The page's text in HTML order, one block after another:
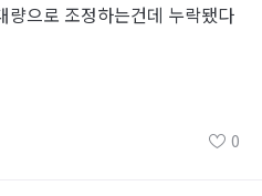
량으로 조정하는건데 누락됐다
0